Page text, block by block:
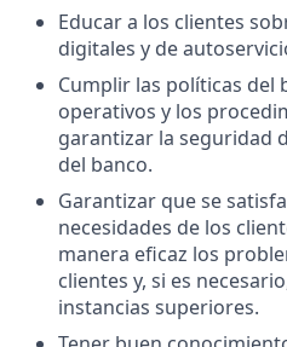
Educar a los clientes
digitales y de
Cumplir las políticas del
operativos y los
garantizar la seguridad
del banco.
Garantizar que se
necesidades de los
manera eficaz los
clientes y, si es
instancias superiores.